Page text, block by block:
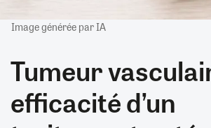
Image générée par IA
Tumeur
efficacité d’un